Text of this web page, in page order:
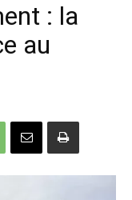
: la
au